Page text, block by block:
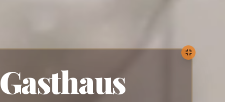
Gasthaus